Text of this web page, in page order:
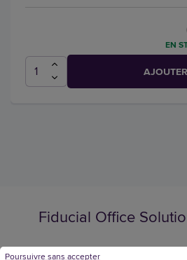
EN
AJOUTER
Fiducial Office
Poursuivre sans accepter